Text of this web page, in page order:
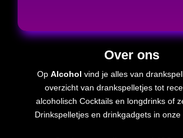
Over ons
Op Alcohol vind je alles van
overzicht van drankspelletjes tot
alcoholisch Cocktails en longdrinks of
Drinkspelletjes en drinkgadgets in onze